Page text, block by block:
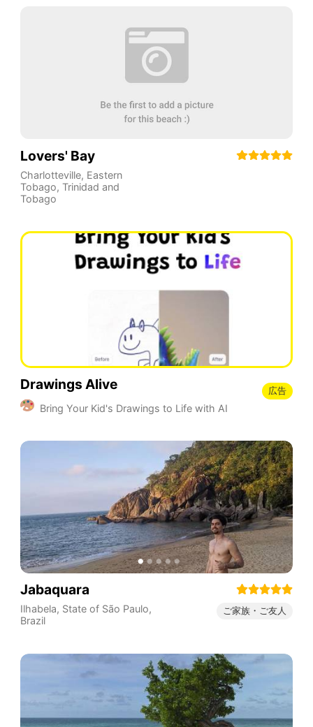
Lovers' Bay
Charlotteville, Eastern
Tobago, Trinidad and
Tobago
Drawings Alive
Bring Your Kid's Drawings to Life with AI
広告
Jabaquara
Ilhabela, State of São Paulo,
Brazil
ご家族・ご友人